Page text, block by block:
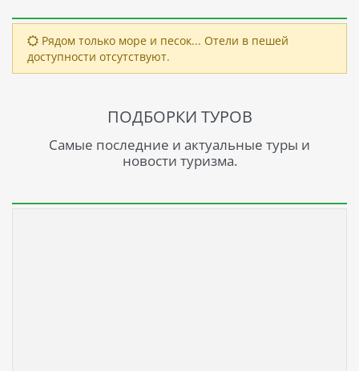
Рядом только море и песок... Отели в пешей
доступности отсутствуют.
ПОДБОРКИ ТУРОВ
Самые последние и актуальные туры и
новости туризма.